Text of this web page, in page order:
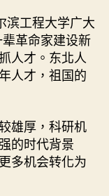
滨工程大学广大
革命家建设新
人才。东北人
人才，祖国的
雄厚，科研机
的时代背景
多机会转化为